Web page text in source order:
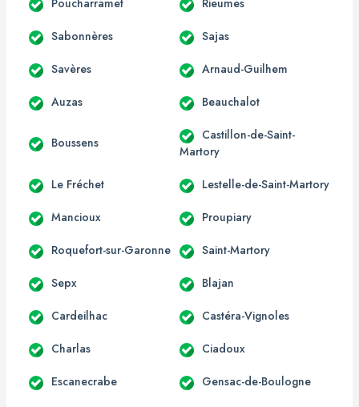
Sabonnères Sajas
Savères Arnaud-Guilhem
Auzas Beauchalot
Boussens
Castillon-de-Saint-
Martory
Le Fréchet Lestelle-de-Saint-Martory
Mancioux Proupiary
Roquefort-sur-Garonne Saint-Martory
Sepx Blajan
Cardeilhac Castéra-Vignoles
Charlas Ciadoux
Escanecrabe Gensac-de-Boulogne